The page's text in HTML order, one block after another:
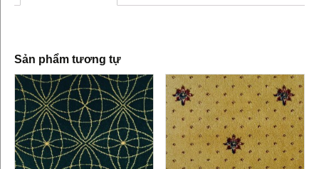
Sản phẩm tương tự